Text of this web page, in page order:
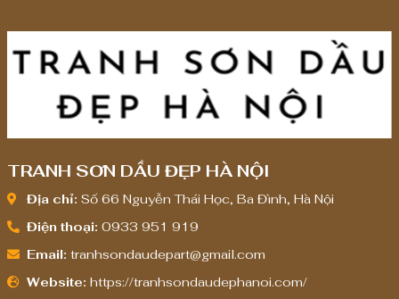
0
₫
TRANH SƠN DẦU ĐẸP HÀ NỘI
Địa chỉ: Số 66 Nguyễn Thái Học, Ba Đình, Hà Nội
Điện thoại: 0933 951 919
Email: tranhsondaudepart@gmail.com
Website: https://tranhsondaudephanoi.com/